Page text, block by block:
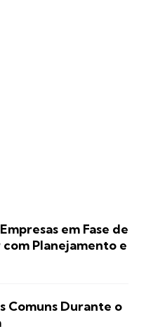
em Fase de
Planejamento e
Comuns Durante o